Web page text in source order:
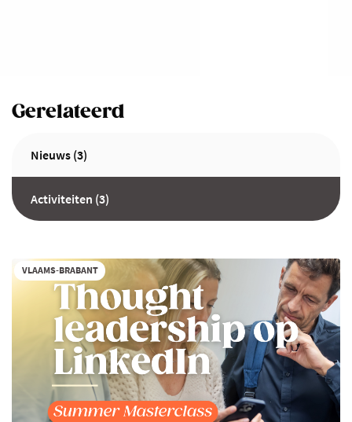
Gerelateerd
Nieuws (3)
Activiteiten (3)
VLAAMS-BRABANT